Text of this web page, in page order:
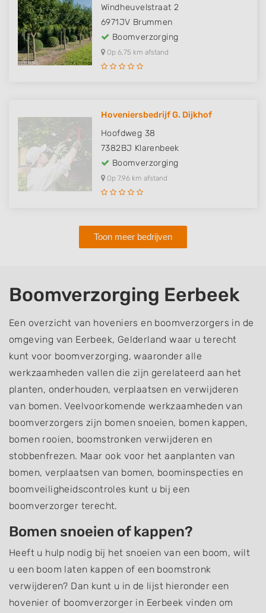
Windheuvelstraat 2
6971JV Brummen
Boomverzorging
Op 6,75 km afstand
Hoveniersbedrijf G. Dijkhof
Hoofdweg 38
7382BJ Klarenbeek
Boomverzorging
Op 7,96 km afstand
Toon meer bedrijven
Boomverzorging Eerbeek
Een overzicht van hoveniers en boomverzorgers in de
omgeving van Eerbeek, Gelderland waar u terecht
kunt voor boomverzorging, waaronder alle
werkzaamheden vallen die zijn gerelateerd aan het
planten, onderhouden, verplaatsen en verwijderen
van bomen. Veelvoorkomende werkzaamheden van
boomverzorgers zijn bomen snoeien, bomen kappen,
bomen rooien, boomstronken verwijderen en
stobbenfrezen. Maar ook voor het aanplanten van
bomen, verplaatsen van bomen, boominspecties en
boomveiligheidscontroles kunt u bij een
boomverzorger terecht.
Bomen snoeien of kappen?
Heeft u hulp nodig bij het snoeien van een boom, wilt
u een boom laten kappen of een boomstronk
verwijderen? Dan kunt u in de lijst hieronder een
hovenier of boomverzorger in Eerbeek vinden om